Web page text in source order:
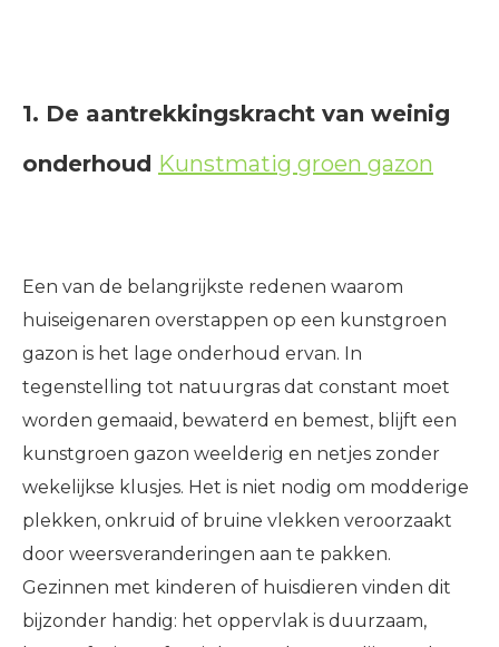
1. De aantrekkingskracht van weinig
onderhoud Kunstmatig groen gazon
Een van de belangrijkste redenen waarom
huiseigenaren overstappen op een kunstgroen
gazon is het lage onderhoud ervan. In
tegenstelling tot natuurgras dat constant moet
worden gemaaid, bewaterd en bemest, blijft een
kunstgroen gazon weelderig en netjes zonder
wekelijkse klusjes. Het is niet nodig om modderige
plekken, onkruid of bruine vlekken veroorzaakt
door weersveranderingen aan te pakken.
Gezinnen met kinderen of huisdieren vinden dit
bijzonder handig: het oppervlak is duurzaam,